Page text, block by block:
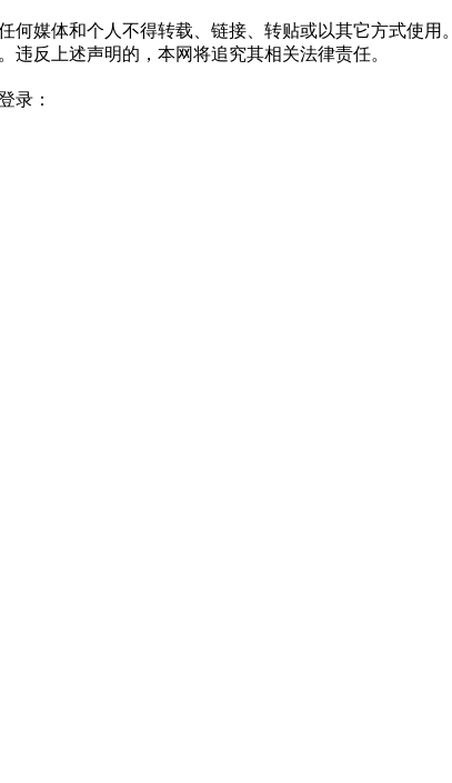
何媒体和个人不得转载、链接、转贴或以其它方式使用。
反上述声明的，本网将追究其相关法律责任。
录：